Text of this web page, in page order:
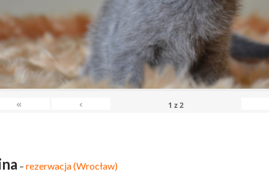
« ‹ 1 z2
– rezerwacja (Wrocław)